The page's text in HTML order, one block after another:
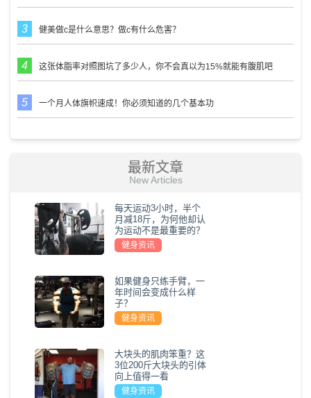
健美做c是什么意思？做c有什么危害？
这张体脂率对照图坑了多少人，你不会真以为15%就能有腹肌吧
一个月人体旗帜速成！你必须知道的几个基本功
最新文章
New Articles
每天运动3小时，半个
月减18斤，为何他却认
为运动不是最重要的？
健身资讯
如果健身只练手臂，一
年时间会变成什么样
子？
健身资讯
大块头的肌肉笨重？这
3位200斤大块头的引体
向上值得一看
健身资讯